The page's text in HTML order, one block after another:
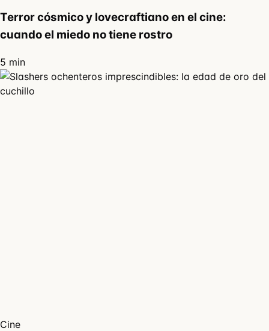
Terror cósmico y lovecraftiano en el cine:
cuando el miedo no tiene rostro
5 min
Cine